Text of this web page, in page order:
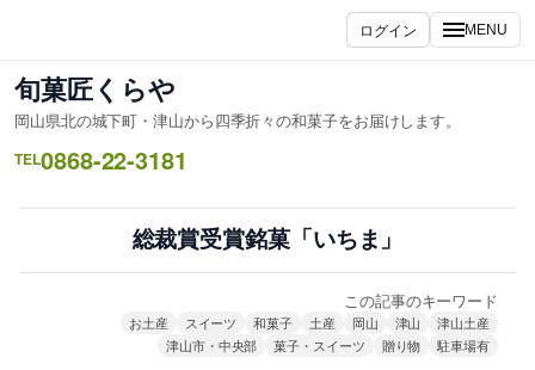
を
ス
キ
ッ
ログイン MENU
旬菓匠くらや
岡山県北の城下町・津山から四季折々の和菓子をお届けします。
TEL0868-22-3181
総裁賞受賞銘菓「いちま」
この記事のキーワード
お土産 スイーツ 和菓子 土産 岡山 津山
津山土産
津山市・中央部
菓子・スイーツ 贈り物 駐車場有